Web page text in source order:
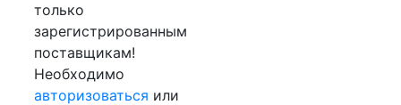
только
зарегистрированным
поставщикам!
Необходимо
авторизоваться или